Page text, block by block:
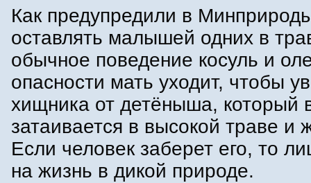
Как предупредили в
оставлять малышей одних в
обычное поведение косуль и
опасности мать уходит, чтобы
хищника от детёныша, который
затаивается в высокой траве и
Если человек заберет его, то
на жизнь в дикой природе.